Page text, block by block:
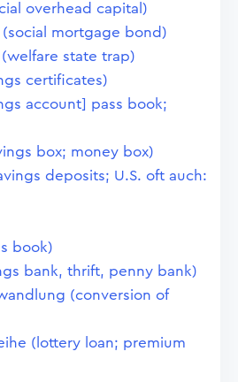
overhead capital)
(social mortgage bond)
(welfare state trap)
certificates)
account] pass book;
box; money box)
deposits; U.S. oft auch:
book)
bank, thrift, penny bank)
(conversion of
(lottery loan; premium